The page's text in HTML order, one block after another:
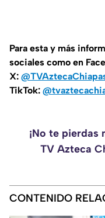
Para esta y más
sociales como en
X:
TikTok:
¡No te pierdas
TV Azteca
CONTENIDO